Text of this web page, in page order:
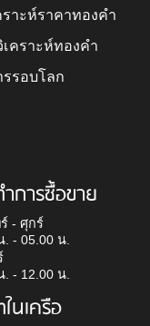
าะห์ราคาทองคำ
คราะห์ทองคำ
รอบโลก
ำการซื้อขาย
- ศุกร์
. - 05.00 น.
. - 12.00 น.
นเครือ